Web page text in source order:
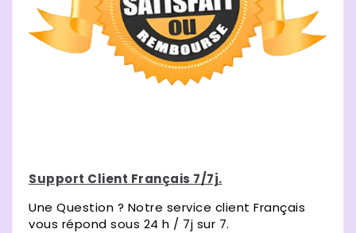
Support Client Français 7/7j.
Une Question ? Notre service client Français
vous répond sous 24 h / 7j sur 7.